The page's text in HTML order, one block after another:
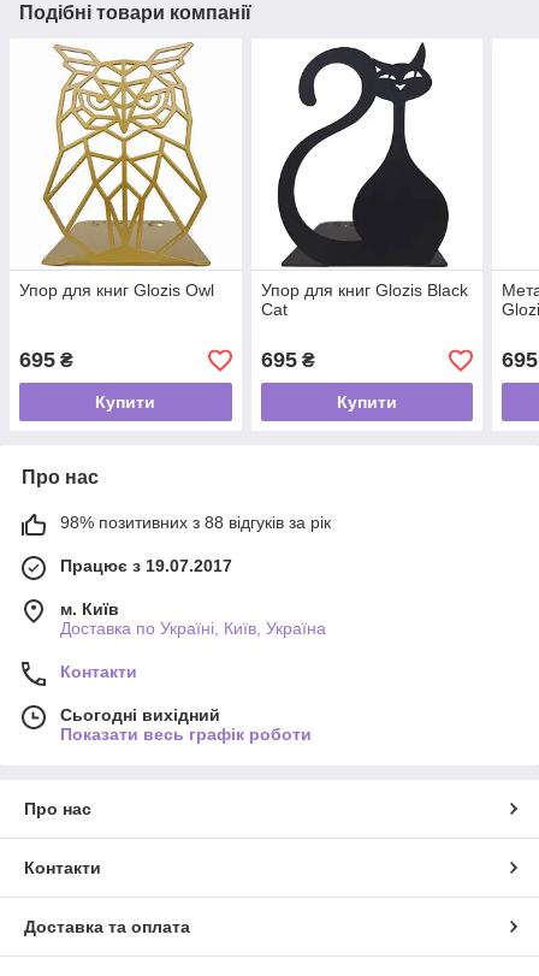
Подібні товари компанії
Упор для книг Glozis Owl
695 ₴
Купити
Упор для книг Glozis Black
Cat
695₴
Купити
695
Про нас
98% позитивних з 88 відгуків за рік
Працює з 19.07.2017
м. Київ
Доставка по Україні, Київ, Україна
Контакти
Сьогодні вихідний
Показати весь графік роботи
Про нас
Контакти
Доставка та оплата